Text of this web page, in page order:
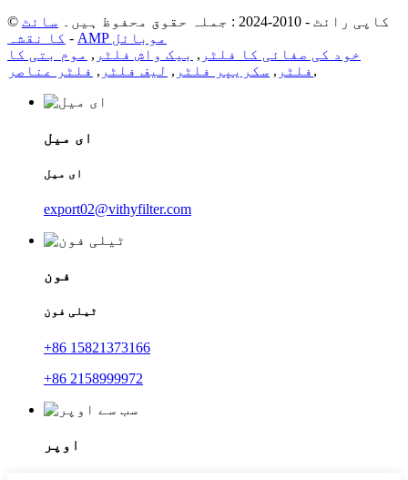
© کاپی رائٹ - 2010-2024 : جملہ حقوق محفوظ ہیں۔
سائٹ
کا نقشہ -
AMP موبائل
خود کی صفائی کا فلٹر , بیک واش فلٹر , موم بتی کا
فلٹر , سکریپر فلٹر , لیف فلٹر , فلٹر عناصر ,
ای میل
ای میل
export02@vithyfilter.com
فون
ٹیلی فون
+86 15821373166
+86 2158999972
اوپر